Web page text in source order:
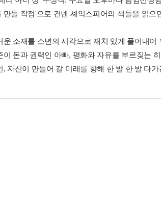
만들 작정'으로 건넨 셰익스피어의 책들을 읽
운 소재를 소년의 시각으로 재치 있게 풀어내
이 돈과 권력인 아빠, 평화와 자유를 부르짖는
, 자신이 만들어 갈 미래를 향해 한 발 한 발 다가